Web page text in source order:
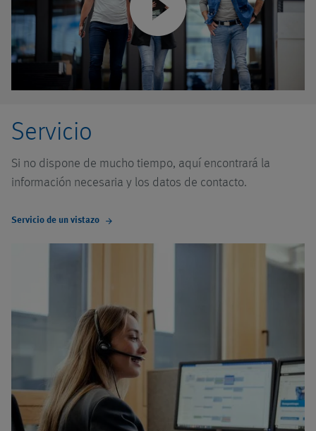
Servicio
Si no dispone de mucho tiempo, aquí encontrará la
información necesaria y los datos de contacto.
Servicio de un vistazo arrow_forward